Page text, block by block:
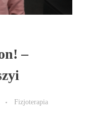
–
Fizjoterapia